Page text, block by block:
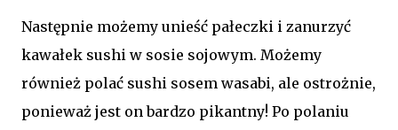
Następnie możemy unieść pałeczki i zanurzyć
kawałek sushi w sosie sojowym. Możemy
również polać sushi sosem wasabi, ale ostrożnie,
ponieważ jest on bardzo pikantny! Po polaniu